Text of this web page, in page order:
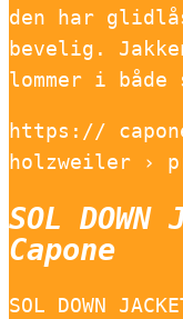
den har
bevelig.
lommer i
https://
holzweiler ›
SOL
Capone
SOL DOWN